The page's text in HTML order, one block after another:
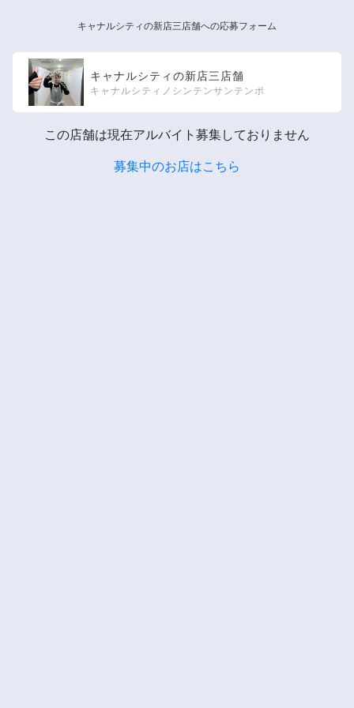
キャナルシティの新店三店舗への応募フォーム
キャナルシティの新店三店舗
キャナルシティノシンテンサンテンポ
この店舗は現在アルバイト募集しておりません
募集中のお店はこちら